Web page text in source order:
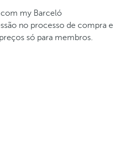
my Barceló
no processo de compra e
só para membros.